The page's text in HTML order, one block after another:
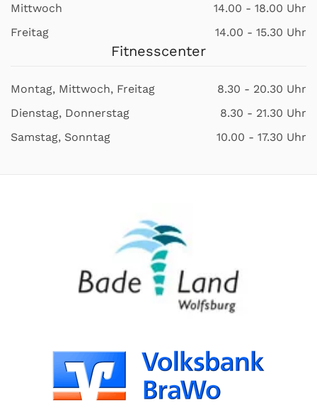
Mittwoch
14.00 - 18.00 Uhr
Freitag
14.00 - 15.30 Uhr
Fitnesscenter
Montag, Mittwoch, Freitag
8.30 - 20.30 Uhr
Dienstag, Donnerstag
8.30 - 21.30 Uhr
Samstag, Sonntag
10.00 - 17.30 Uhr